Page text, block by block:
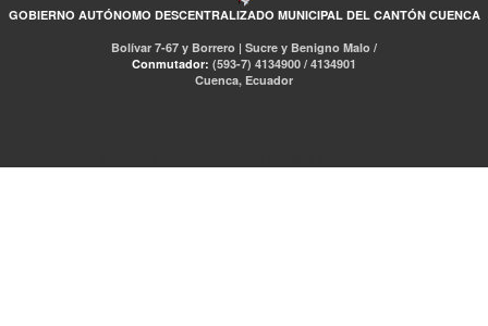
GOBIERNO AUTÓNOMO DESCENTRALIZADO MUNICIPAL DEL CANTÓN CUENCA
Bolívar 7-67 y Borrero | Sucre y Benigno Malo /
Conmutador: (593-7) 4134900 / 4134901
Cuenca, Ecuador